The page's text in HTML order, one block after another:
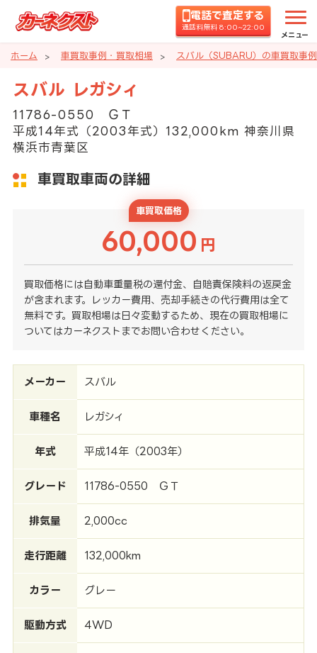
電話で査定する
通話料無料 8:00~22:00
メニュー
ホーム 車買取事例・買取相場 スバル（SUBARU）の車買取事
スバル レガシィ
11786-0550 ＧＴ
平成14年式（2003年式）132,000km 神奈川県
横浜市青葉区
車買取車両の詳細
車買取価格
60,000 円
買取価格には自動車重量税の還付金、自賠責保険料の返戻金
が含まれます。レッカー費用、売却手続きの代行費用は全て
無料です。買取相場は日々変動するため、現在の買取相場に
ついてはカーネクストまでお問い合わせください。
メーカー スバル
車種名 レガシィ
年式 平成14年（2003年）
グレード 11786-0550 ＧＴ
排気量 2,000cc
走行距離 132,000km
カラー グレー
駆動方式 4WD